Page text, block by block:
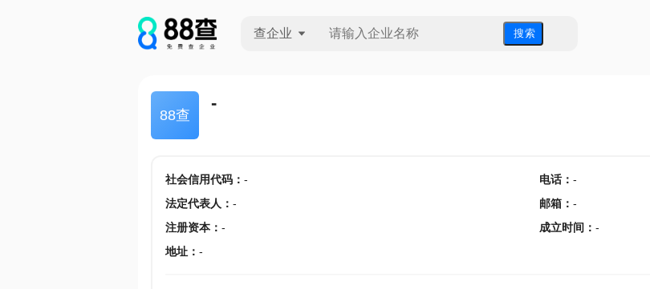
查企业 搜 索
88查
-
社会信用代码： - 电话： -
法定代表人 ： - 邮箱 ： -
注册资本： - 成立时间 ： -
地址： -